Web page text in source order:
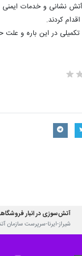
نشانی و خدمات ایمنی
کردند.
در این باره و علت
آتش‌سوزی در انبار
شیراز-ایرنا-سرپرست